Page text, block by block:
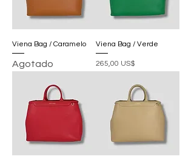
Viena Bag / Caramelo
Agotado
Viena Bag / Verde
Precio
265,00 US$